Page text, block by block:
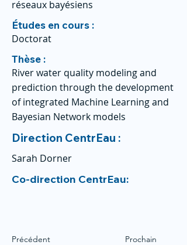
réseaux bayésiens
Études en cours :
Doctorat
Thèse :
River water quality modeling and
prediction through the development
of integrated Machine Learning and
Bayesian Network models
Direction CentrEau :
Sarah Dorner
Co-direction CentrEau:
Précédent Prochain